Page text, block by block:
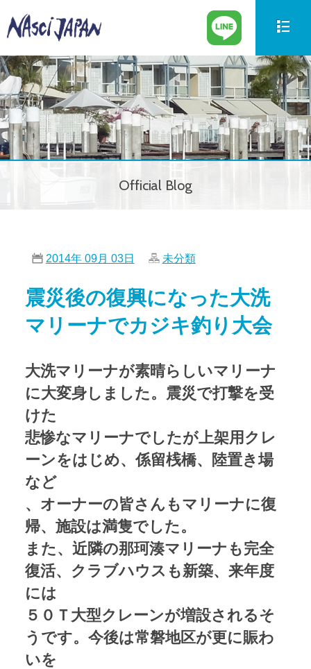
New Boat
新艇情報
Used Boat
中古艇情報
Parts
パーツ情報
会社紹介
Access map
アクセス
Contact us
お問い合わせ
公式ブログ
Official Blog
2014年 09月 03日 未分類
震災後の復興になった大洗
マリーナでカジキ釣り大会
大洗マリーナが素晴らしいマリーナ
に大変身しました。震災で打撃を受
けた
悲惨なマリーナでしたが上架用クレ
ーンをはじめ、係留桟橋、陸置き場
など
、オーナーの皆さんもマリーナに復
帰、施設は満隻でした。
また、近隣の那珂湊マリーナも完全
復活、クラブハウスも新築、来年度
には
５０Ｔ大型クレーンが増設されるそ
うです。今後は常磐地区が更に賑わ
いを